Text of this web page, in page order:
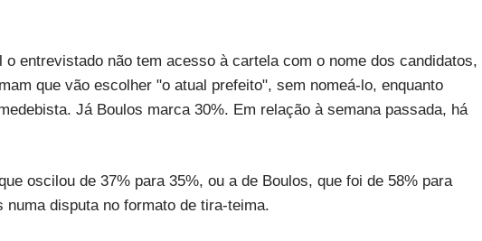
entrevistado não tem acesso à cartela com o nome dos candidatos,
que vão escolher "o atual prefeito", sem nomeá-lo, enquanto
Já Boulos marca 30%. Em relação à semana passada, há
oscilou de 37% para 35%, ou a de Boulos, que foi de 58% para
disputa no formato de tira-teima.